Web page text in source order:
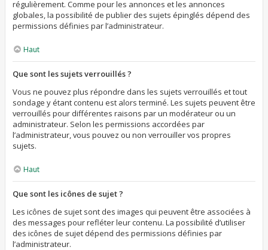
régulièrement. Comme pour les annonces et les annonces
globales, la possibilité de publier des sujets épinglés dépend des
permissions définies par l’administrateur.
Haut
Que sont les sujets verrouillés ?
Vous ne pouvez plus répondre dans les sujets verrouillés et tout
sondage y étant contenu est alors terminé. Les sujets peuvent être
verrouillés pour différentes raisons par un modérateur ou un
administrateur. Selon les permissions accordées par
l’administrateur, vous pouvez ou non verrouiller vos propres
sujets.
Haut
Que sont les icônes de sujet ?
Les icônes de sujet sont des images qui peuvent être associées à
des messages pour refléter leur contenu. La possibilité d’utiliser
des icônes de sujet dépend des permissions définies par
l’administrateur.